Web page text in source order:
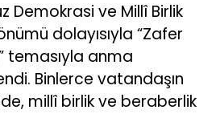
Demokrasi ve Millî Birlik
dolayısıyla “Zafer
temasıyla anma
Binlerce vatandaşın
millî birlik ve beraberlik